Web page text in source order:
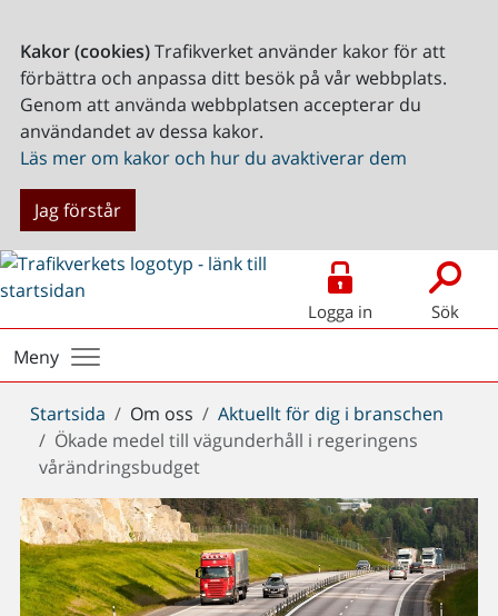
Kakor (cookies)Trafikverket använder kakor för att
förbättra och anpassa ditt besök på vår webbplats.
Genom att använda webbplatsen accepterar du
användandet av dessa kakor.
Läs mer om kakor och hur du avaktiverar dem
Jag förstår
Logga in Sök
Meny
Du
är
här:
Startsida Om oss
Aktuellt för dig i branschen
Ökade medel till vägunderhåll i regeringens
vårändringsbudget